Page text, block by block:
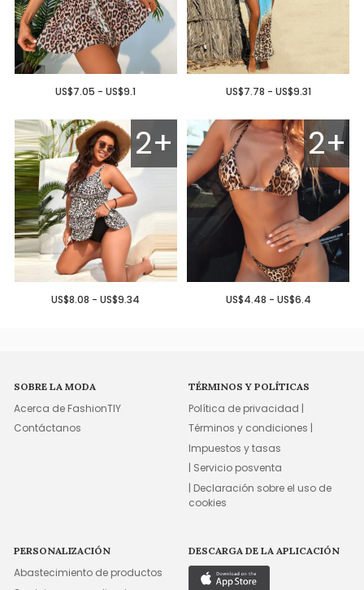
US$7.05 - US$9.1 US$7.78 - US$9.31
2+
US$8.08 - US$9.34
2+
US$4.48 - US$6.4
SOBRE LA MODA
Acerca de FashionTIY
Contáctanos
TÉRMINOS Y POLÍTICAS
Política de privacidad |
Términos y condiciones |
Impuestos y tasas
| Servicio posventa
| Declaración sobre el uso de
cookies
PERSONALIZACIÓN
Abastecimiento de productos
DESCARGA DE LA APLICACIÓN